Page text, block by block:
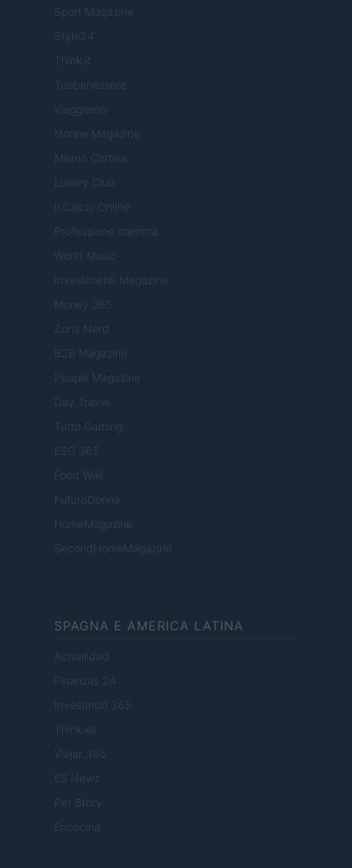
Sport Magazine
Style24
Think.it
Tuobenessere
Viaggiamo
Nonne Magazine
Milano Cortina
Luxury Club
Il Calcio Online
Professione mamma
World Music
Investimenti Magazine
Money 365
Zona Nerd
B2B Magazine
People Magazine
Day Travel
Tutto Gaming
ESG 365
Food Wiki
FuturoDonna
HomeMagazine
SecondHomeMagazine
SPAGNA E AMERICA LATINA
Actualidad
Finanzas 24
Investindo 365
Think.es
Viajar 365
ES Newz
Pet Story
Encocina